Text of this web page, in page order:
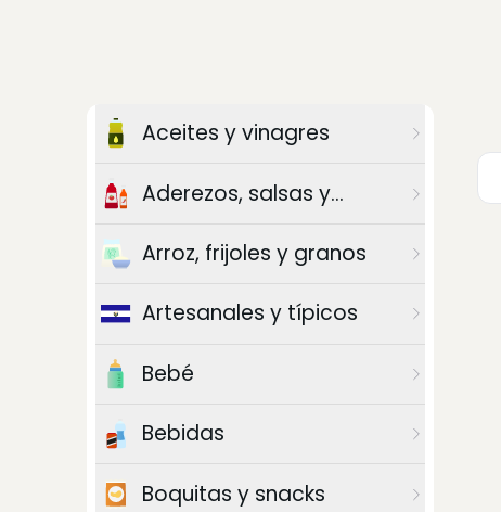
Aceites y vinagres
Aderezos, salsas y
Arroz, frijoles y granos
Artesanales y típicos
Bebé
Bebidas
Boquitas y snacks